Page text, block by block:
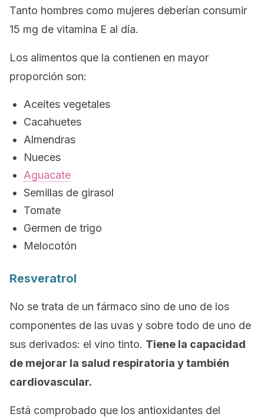
Tanto hombres como mujeres deberían consumir
15 mg de vitamina E al día.
Los alimentos que la contienen en mayor
proporción son:
Aceites vegetales
Cacahuetes
Almendras
Nueces
Aguacate
Semillas de girasol
Tomate
Germen de trigo
Melocotón
Resveratrol
No se trata de un fármaco sino de uno de los
componentes de las uvas y sobre todo de uno de
sus derivados: el vino tinto. Tiene la capacidad
de mejorar la salud respiratoria y también
cardiovascular.
Está comprobado que los antioxidantes del